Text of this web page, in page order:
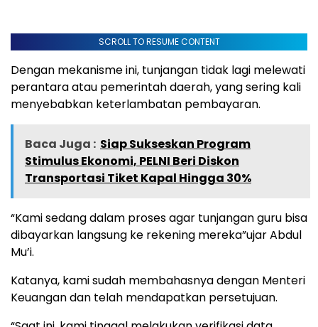
SCROLL TO RESUME CONTENT
Dengan mekanisme ini, tunjangan tidak lagi melewati
perantara atau pemerintah daerah, yang sering kali
menyebabkan keterlambatan pembayaran.
Baca Juga : Siap Sukseskan Program
Stimulus Ekonomi, PELNI Beri Diskon
Transportasi Tiket Kapal Hingga 30%
“Kami sedang dalam proses agar tunjangan guru bisa
dibayarkan langsung ke rekening mereka”ujar Abdul
Mu’i.
Katanya, kami sudah membahasnya dengan Menteri
Keuangan dan telah mendapatkan persetujuan.